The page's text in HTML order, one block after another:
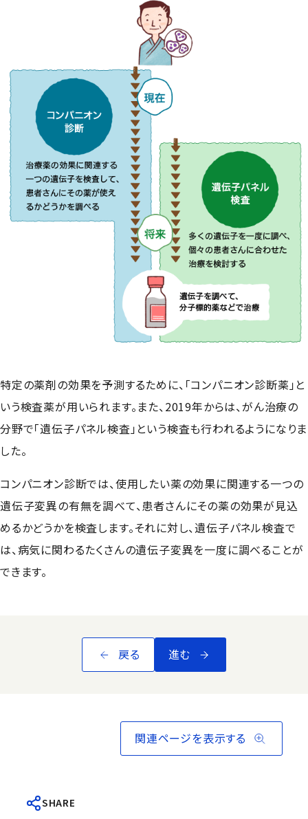
特定の薬剤の効果を予測するために、「コンパニオン診断薬」と
いう検査薬が用いられます。また、2019年からは、がん治療の
分野で「遺伝子パネル検査」という検査も行われるようになりま
した。
コンパニオン診断では、使用したい薬の効果に関連する一つの
遺伝子変異の有無を調べて、患者さんにその薬の効果が見込
めるかどうかを検査します。それに対し、遺伝子パネル検査で
は、病気に関わるたくさんの遺伝子変異を一度に調べることが
できます。
戻る 進む
関連ページを表示する
SHARE